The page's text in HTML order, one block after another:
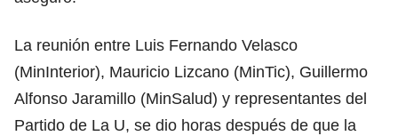
La reunión entre Luis Fernando Velasco
(MinInterior), Mauricio Lizcano (MinTic), Guillermo
Alfonso Jaramillo (MinSalud) y representantes del
Partido de La U, se dio horas después de que la